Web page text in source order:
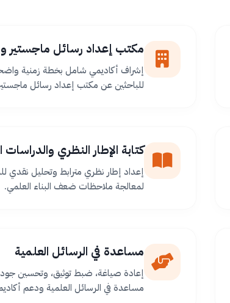
مكتب إعداد رسائل ماجستير
إشراف أكاديمي شامل بخطة زمنية
للباحثين عن مكتب إعداد رسائل
كتابة الإطار النظري والدراسات
إعداد إطار نظري مترابط وتحليل نقدي
لمعالجة ملاحظات ضعف البناء العلمي.
مساعدة في الرسائل العلمية
إعادة صياغة، ضبط توثيق، وتحسين
مساعدة في الرسائل العلمية ودعم